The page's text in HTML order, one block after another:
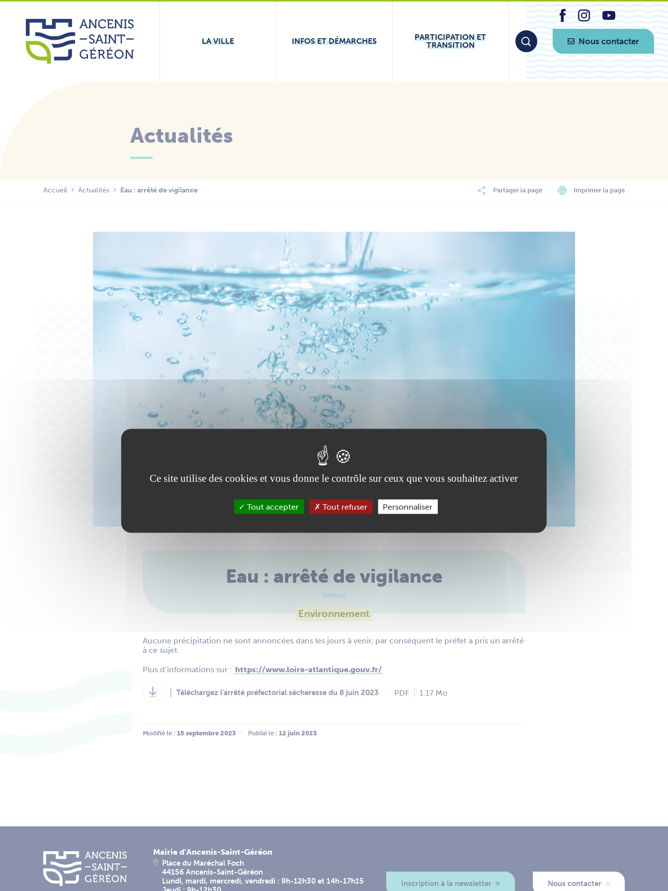
Aller
contenu
LA VILLE
INFOS ET DÉMARCHES
PARTICIPATION ET
TRANSITION
Nous contacter
Actualités
Accueil Actualités Eau : arrêté de vigilance Partager la page Imprimer la page
Eau : arrêté de vigilance
Environnement
Aucune précipitation ne sont annoncées dans les jours à venir, par conséquent le préfet a pris un arrêté
à ce sujet.
Plus d’informations sur : https://www.loire-atlantique.gouv.fr/
Téléchargez l’arrêté préfectorial sécheresse du 8 juin 2023 PDF 1.17 Mo
Modifié le : 15 septembre 2023 Publié le : 12 juin 2023
Mairie d'Ancenis-Saint-Géréon
Place du Maréchal Foch
44156 Ancenis-Saint-Géréon
Lundi, mardi, mercredi, vendredi : 9h-12h30 et 14h-17h15
Inscription à la newsletter Nous contacter
Panneau de gestion des cookies
Ce site utilise des cookies et vous donne le contrôle sur ceux que vous souhaitez activer
Tout accepter Tout refuser Personnaliser